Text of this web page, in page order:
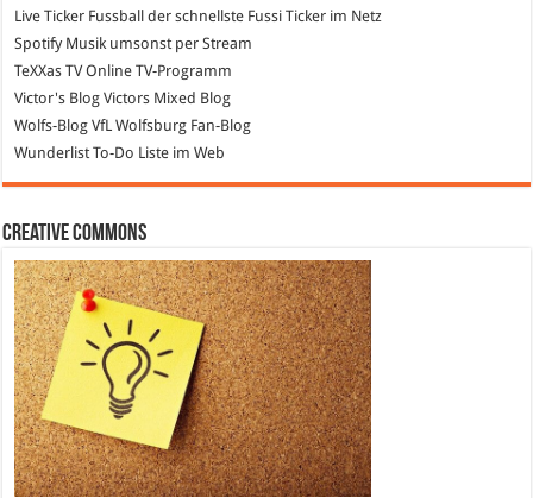
Live Ticker Fussball der schnellste Fussi Ticker im Netz
SpotifyMusik umsonst per Stream
TeXXas TVOnline TV-Programm
Victor's Blog Victors Mixed Blog
Wolfs-Blog VfL Wolfsburg Fan-Blog
Wunderlist To-Do Liste im Web
Creative Commons